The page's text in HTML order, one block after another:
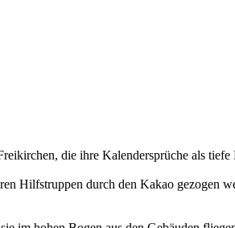
die ihre Kalendersprüche als
Hilfstruppen durch den Kakao gezogen